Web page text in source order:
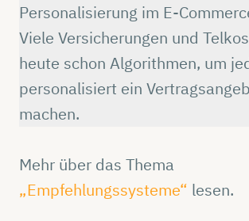
Personalisierung im E-
Viele Versicherungen und
heute schon Algorithmen, um
personalisiert ein
machen.
Mehr über das Thema
„Empfehlungssysteme“ lesen.